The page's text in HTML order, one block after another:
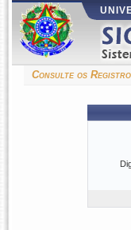
Consulte os